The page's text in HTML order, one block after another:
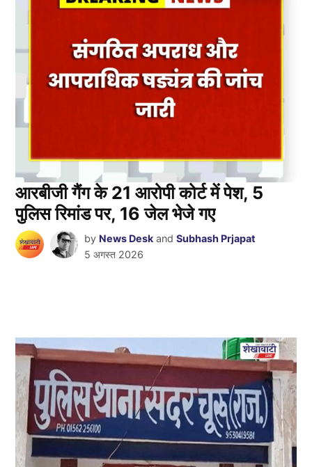
आरबीजी गैंग के 21 आरोपी कोर्ट में पेश, 5
पुलिस रिमांड पर, 16 जेल भेजे गए
by News Desk andSubhash Prjapat
5 अगस्त 2026